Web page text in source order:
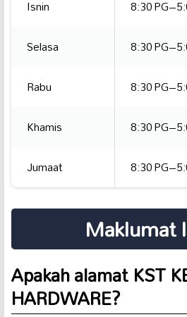
Isnin
8:30
Selasa
8:30
Rabu
8:30
Khamis
8:30
Jumaat
8:30
Maklumat
Apakah alamat KST
HARDWARE?